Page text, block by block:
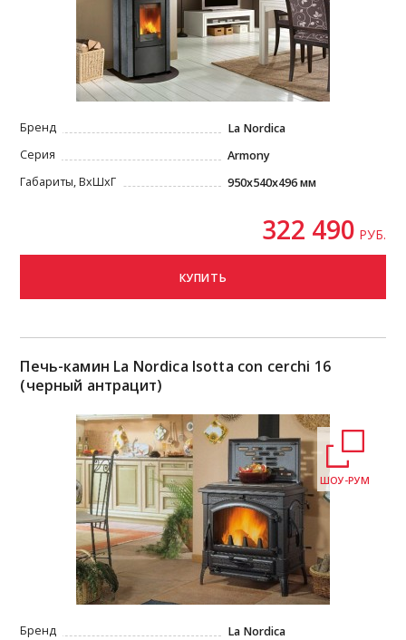
Бренд
La Nordica
Серия
Armony
Габариты, ВxШxГ
950x540x496 мм
322 490 РУБ.
КУПИТЬ
Печь-камин La Nordica Isotta con cerchi 16
(черный антрацит)
ШОУ-РУМ
Бренд
La Nordica